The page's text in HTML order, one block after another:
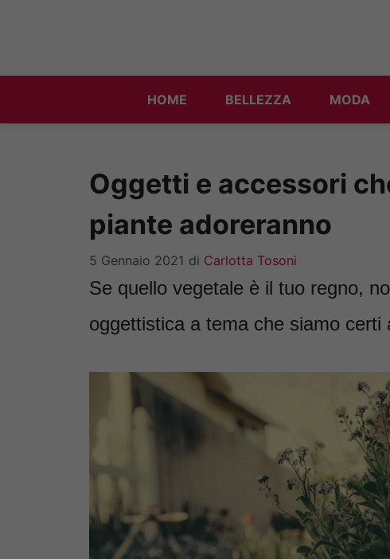
HOME BELLEZZA MODA
Oggetti e accessori
piante adoreranno
5 Gennaio 2021 di Carlotta Tosoni
Se quello vegetale è il tuo regno,
oggettistica a tema che siamo certi